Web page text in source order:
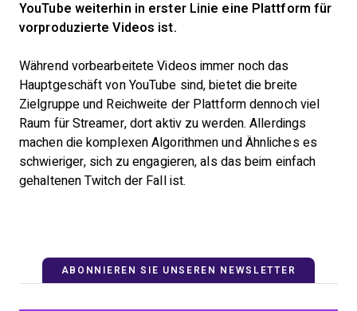
YouTube weiterhin in erster Linie eine Plattform für
vorproduzierte Videos ist.
Während vorbearbeitete Videos immer noch das
Hauptgeschäft von YouTube sind, bietet die breite
Zielgruppe und Reichweite der Plattform dennoch viel
Raum für Streamer, dort aktiv zu werden. Allerdings
machen die komplexen Algorithmen und Ähnliches es
schwieriger, sich zu engagieren, als das beim einfach
gehaltenen Twitch der Fall ist.
ABONNIEREN SIE UNSEREN NEWSLETTER